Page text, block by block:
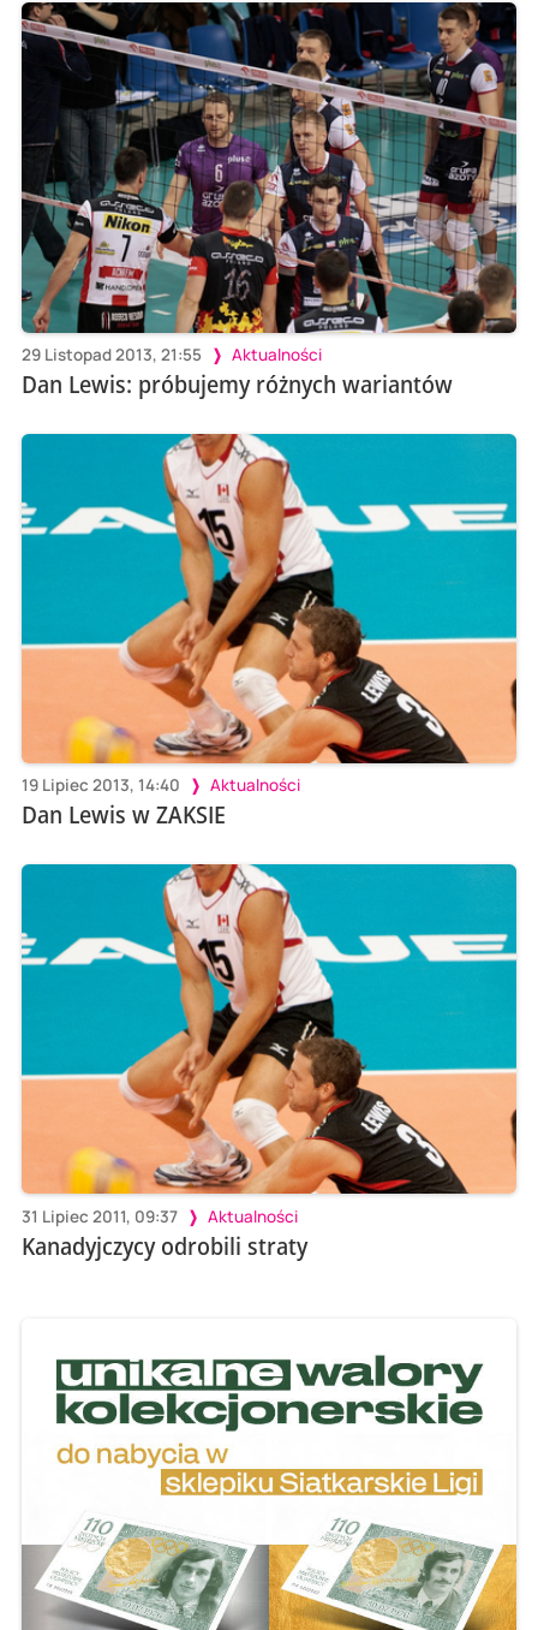
29 Listopad 2013, 21:55 Aktualności
Dan Lewis: próbujemy różnych wariantów
19 Lipiec 2013, 14:40 Aktualności
Dan Lewis w ZAKSIE
31 Lipiec 2011, 09:37 Aktualności
Kanadyjczycy odrobili straty